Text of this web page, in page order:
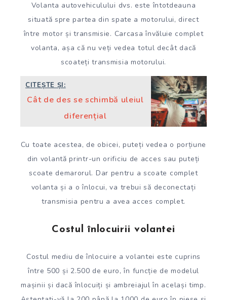
Volanta autovehiculului dvs. este întotdeauna
situată spre partea din spate a motorului, direct
între motor și transmisie. Carcasa învăluie complet
volanta, așa că nu veți vedea totul decât dacă
scoateți transmisia motorului.
CITEȘTE ȘI:
Cât de des se schimbă uleiul
diferențial
Cu toate acestea, de obicei, puteți vedea o porțiune
din volantă printr-un orificiu de acces sau puteți
scoate demarorul. Dar pentru a scoate complet
volanta și a o înlocui, va trebui să deconectați
transmisia pentru a avea acces complet.
Costul înlocuirii volantei
Costul mediu de înlocuire a volantei este cuprins
între 500 și 2.500 de euro, în funcție de modelul
mașinii și dacă înlocuiți și ambreiajul în același timp.